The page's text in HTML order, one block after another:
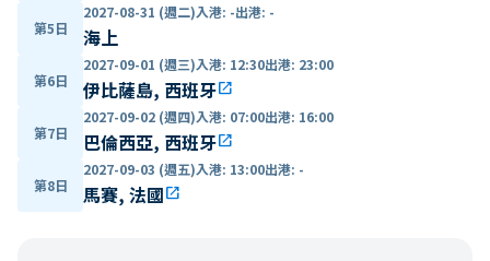
第5日
2027-08-31 (週二)入港: -出港: -
海上
第6日
2027-09-01 (週三)入港: 12:30出港: 23:00
伊比薩島, 西班牙open_in_new
第7日
2027-09-02 (週四)入港: 07:00出港: 16:00
巴倫西亞, 西班牙open_in_new
第8日
2027-09-03 (週五)入港: 13:00出港: -
馬賽, 法國open_in_new